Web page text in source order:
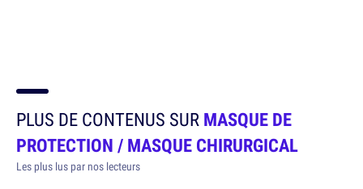
PLUS DE CONTENUS SURMASQUE DE
PROTECTION / MASQUE CHIRURGICAL
Les plus lus par nos lecteurs